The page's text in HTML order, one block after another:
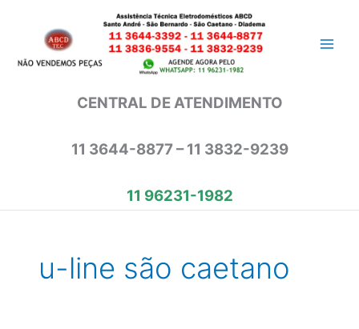
conteúdo
CENTRAL DE ATENDIMENTO
11 3644-8877 – 11 3832-9239
11 96231-1982
u-line são caetano